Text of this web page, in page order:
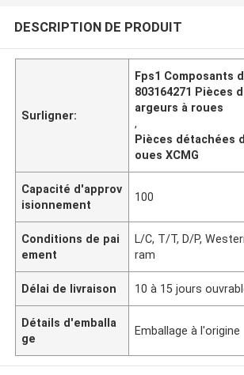
DESCRIPTION DE PRODUIT
Surligner:
Fps1 Composants
803164271 Pièces
argeurs à roues
,
Pièces détachées
oues XCMG
Capacité d'approv
isionnement
100
Conditions de pai
ement
L/C, T/T, D/P,
ram
Délai de livraison 10 à 15 jours
Détails d'emballa
ge
Emballage à l'origine